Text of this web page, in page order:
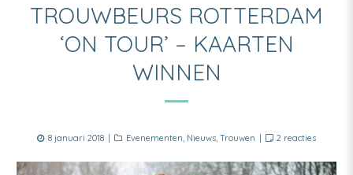
TROUWBEURS ROTTERDAM
‘ON TOUR’ – KAARTEN
WINNEN
Posted
8 januari 2018 Categories
Evenementen, Nieuws, Trouwen 2 reactiesop